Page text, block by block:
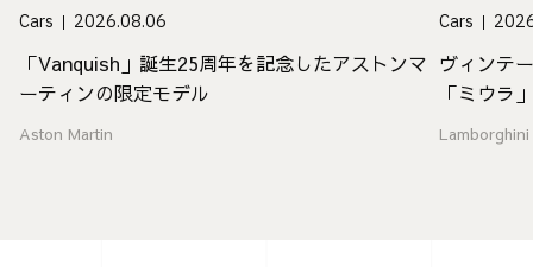
Cars 2026.08.06
「Vanquish」誕生25周年を記念したアストンマ
ーティンの限定モデル
Aston Martin
Cars
ヴィンテ
「ミウラ
Lamborghini